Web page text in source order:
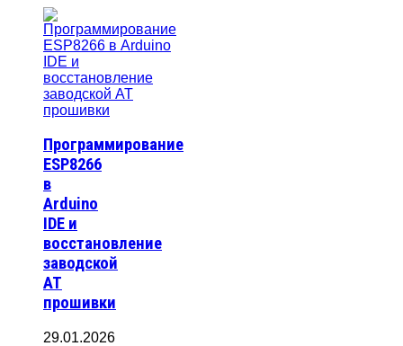
Программирование
ESP8266
в
Arduino
IDE и
восстановление
заводской
AT
прошивки
29.01.2026